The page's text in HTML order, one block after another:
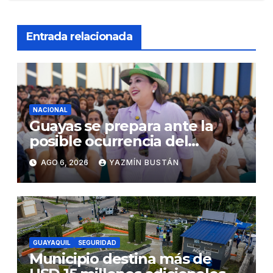
Entrada relacionada
NACIONAL
Guayas se prepara ante la
posible ocurrencia del
fenómeno de El Niño:
Gobierno Nacional capacita a
2.500 jóvenes
AGO 6, 2026 YAZMÍN BUSTÁN
GUAYAQUIL SEGURIDAD
Municipio destina más de